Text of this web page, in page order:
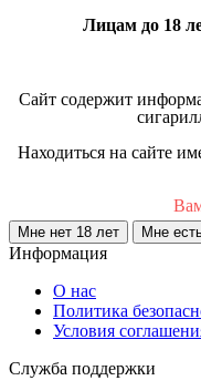
Лицам до 18
Сайт содержит
Находиться на сайте
Мне нет 18 лет Мне
Информация
О нас
Политика
Условия
Служба поддержки